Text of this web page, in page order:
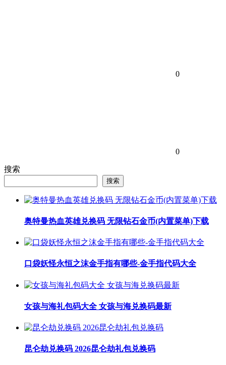
0
0
搜索
搜索
奥特曼热血英雄兑换码 无限钻石金币(内置菜单)下载
口袋妖怪永恒之沫金手指有哪些-金手指代码大全
女孩与海礼包码大全 女孩与海兑换码最新
昆仑劫兑换码 2026昆仑劫礼包兑换码